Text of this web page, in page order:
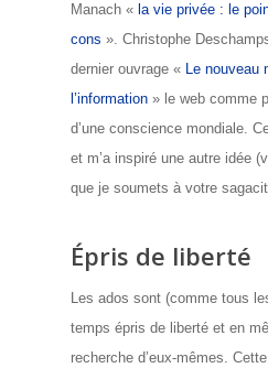
Manach « la vie privée : le
cons ». Christophe
dernier ouvrage « Le nouveau
l’information » le web comme
d’une conscience mondiale.
et m’a inspiré une autre idée
que je soumets à votre
Épris de liberté
Les ados sont (comme tous
temps épris de liberté et en
recherche d’eux-mêmes.